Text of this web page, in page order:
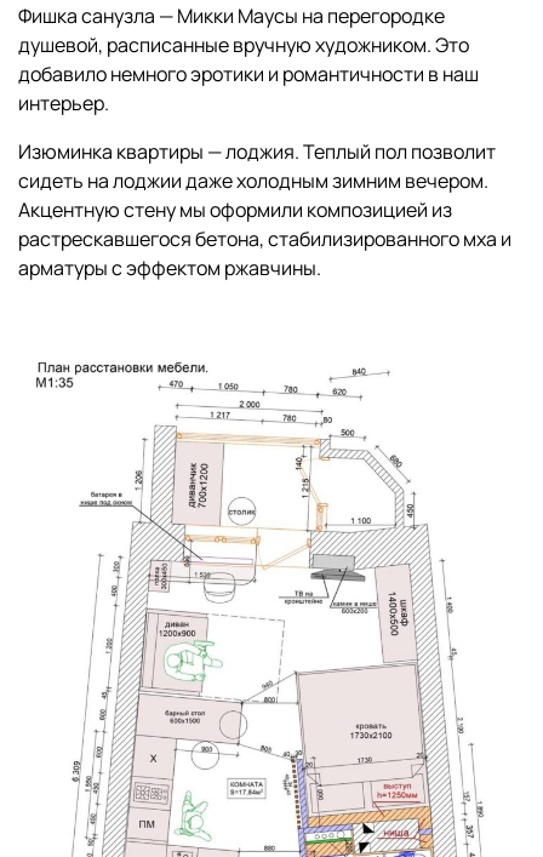
Фишка санузла — Микки Маусы на перегородке
душевой, расписанные вручную художником. Это
добавило немного эротики и романтичности в наш
интерьер.
Изюминка квартиры — лоджия. Теплый пол позволит
сидеть на лоджии даже холодным зимним вечером.
Акцентную стену мы оформили композицией из
растрескавшегося бетона, стабилизированного мха и
арматуры с эффектом ржавчины.